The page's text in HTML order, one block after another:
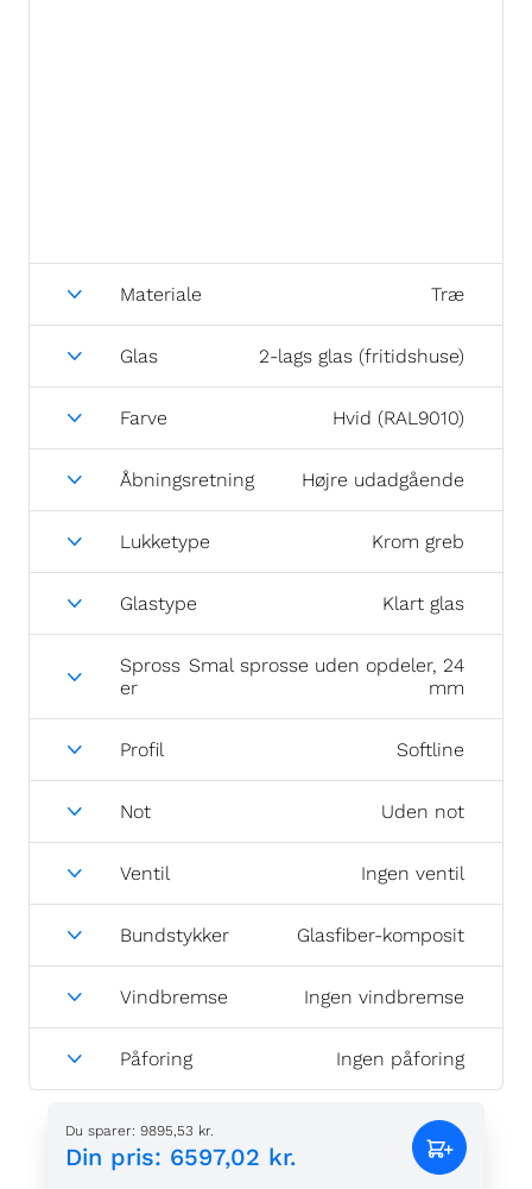
Materiale Træ
Glas 2-lags glas (fritidshuse)
Farve Hvid (RAL9010)
Åbningsretning Højre udadgående
Lukketype Krom greb
Glastype Klart glas
Spross
er
Smal sprosse uden opdeler, 24
mm
Profil Softline
Not Uden not
Ventil Ingen ventil
Bundstykker Glasfiber-komposit
Vindbremse Ingen vindbremse
Påforing Ingen påforing
Du sparer: 9895,53 kr.
Din pris: 6597,02 kr.